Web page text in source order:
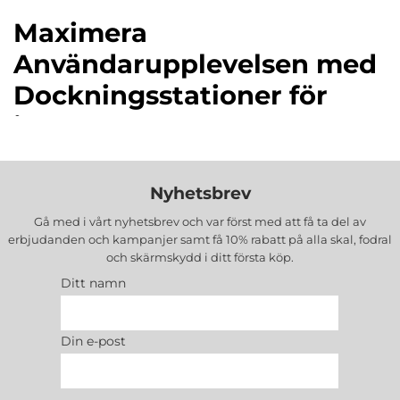
Maximera
Användarupplevelsen med
Dockningsstationer för
iPhone X hos
Themobilestore
För iPhone X-ägare är dockningsstationer en
oumbärlig del av upplevelsen. Dessa smidiga
tillbehör erbjuder inte bara en praktisk plats att
ladda din enhet utan ger också mångsidighet och
funktionalitet till din iPhone X-upplevelse. Med en
samtidigt som du håller den i en ergonomiskt
bekväm position för att titta på media, använda
dockningsstationer till en viktig del av din dagliga
Nyhetsbrev
Gå med i vårt nyhetsbrev och var först med att få ta del av
erbjudanden och kampanjer samt få 10% rabatt på alla skal, fodral
och skärmskydd i ditt första köp.
Ditt namn
Din e-post